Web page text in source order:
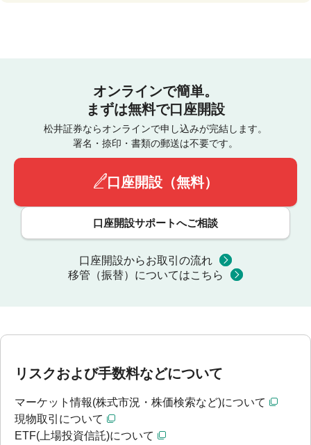
オンラインで簡単。
まずは無料で口座開設
松井証券ならオンラインで申し込みが完結します。
署名・捺印・書類の郵送は不要です。
口座開設（無料）
口座開設サポートへご相談
口座開設からお取引の流れ
移管（振替）についてはこちら
リスクおよび手数料などについて
マーケット情報(株式市況・株価検索など)について
現物取引について
ETF(上場投資信託)について